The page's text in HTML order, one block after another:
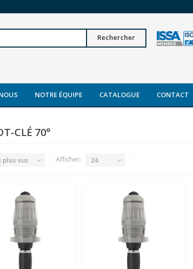
Rechercher
NOTRE ÉQUIPE CATALOGUE CONTACT
CLÉ 70°
plus vus Afficher: 24